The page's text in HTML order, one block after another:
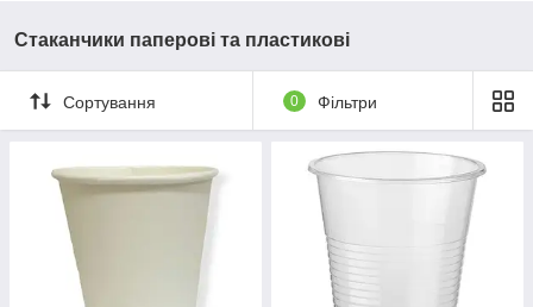
Стаканчики паперові та пластикові
Сортування 0 Фільтри